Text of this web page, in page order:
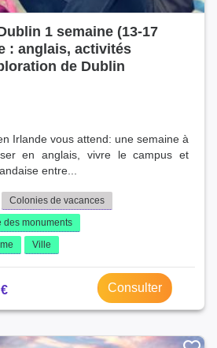
1 semaine (13-17
: anglais, activités
de Dublin
Irlande vous attend: une semaine à
en anglais, vivre le campus et
entre...
Colonies de vacances
des monuments
Ville
Consulter